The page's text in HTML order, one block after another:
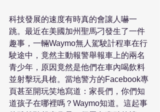
科技發展的速度有時真的會讓人嚇一
跳。最近在美國加州聖馬刁發生了一件
趣事，一輛Waymo無人駕駛計程車在行
駛途中，竟然主動報警舉報車上的兩名
青少年，原因竟然是他們在車內喝飲料
並射擊玩具槍。當地警方的Facebook專
頁甚至開玩笑地寫道：家長們，你們知
道孩子在哪裡嗎？Waymo知道。這起事